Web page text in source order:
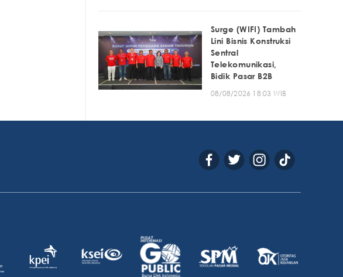
Surge (WIFI) Tambah
Lini Bisnis Konstruksi
Sentral
Telekomunikasi,
Bidik Pasar B2B
08/08/2026 18:03 WIB